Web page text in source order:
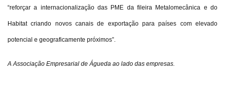
“reforçar a internacionalização das PME da fileira Metalomecânica e do
Habitat criando novos canais de exportação para países com elevado
potencial e geograficamente próximos”.
A Associação Empresarial de Águeda ao lado das empresas.